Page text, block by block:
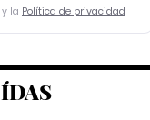
y la Política de privacidad